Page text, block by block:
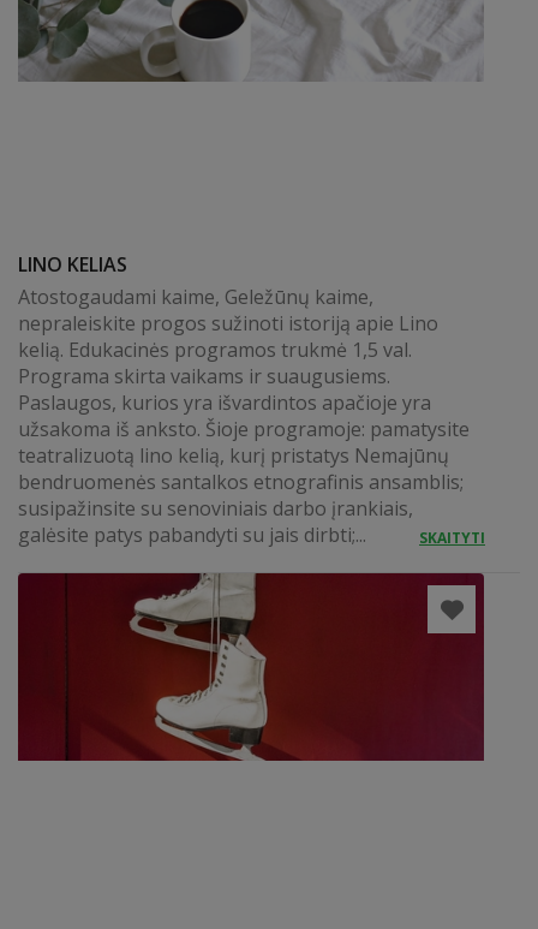
LINO KELIAS
Atostogaudami kaime, Geležūnų kaime,
nepraleiskite progos sužinoti istoriją apie Lino
kelią. Edukacinės programos trukmė 1,5 val.
Programa skirta vaikams ir suaugusiems.
Paslaugos, kurios yra išvardintos apačioje yra
užsakoma iš anksto. Šioje programoje: pamatysite
teatralizuotą lino kelią, kurį pristatys Nemajūnų
bendruomenės santalkos etnografinis ansamblis;
susipažinsite su senoviniais darbo įrankiais,
galėsite patys pabandyti su jais dirbti;...
SKAITYTI